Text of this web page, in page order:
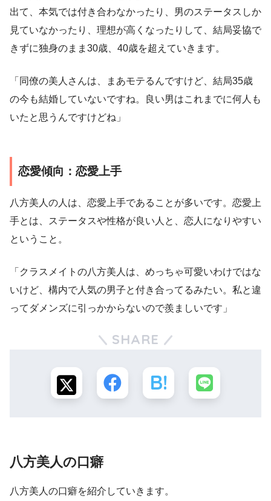
出て、本気では付き合わなかったり、男のステータスしか
見ていなかったり、理想が高くなったりして、結局妥協で
きずに独身のまま30歳、40歳を超えていきます。
「同僚の美人さんは、まあモテるんですけど、結局35歳
の今も結婚していないですね。良い男はこれまでに何人も
いたと思うんですけどね」
恋愛傾向：恋愛上手
八方美人の人は、恋愛上手であることが多いです。恋愛上
手とは、ステータスや性格が良い人と、恋人になりやすい
ということ。
「クラスメイトの八方美人は、めっちゃ可愛いわけではな
いけど、構内で人気の男子と付き合ってるみたい。私と違
ってダメンズに引っかからないので羨ましいです」
SHARE
八方美人の口癖
八方美人の口癖を紹介していきます。